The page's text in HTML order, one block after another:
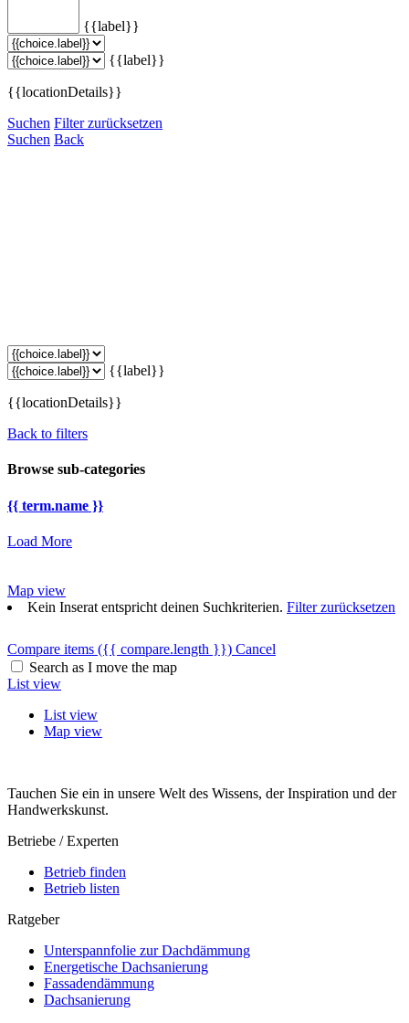
{{label}}
{{label}}
{{locationDetails}}
Suchen Filter zurücksetzen
Suchen Back
{{label}}
{{locationDetails}}
Back to filters
Browse sub-categories
{{ term.name }}
Load More
Map view
Kein Inserat entspricht deinen Suchkriterien. Filter zurücksetzen
Compare items ({{ compare.length }}) Cancel
Search as I move the map
List view
List view
Map view
Tauchen Sie ein in unsere Welt des Wissens, der Inspiration und der
Handwerkskunst.
Betriebe / Experten
Betrieb finden
Betrieb listen
Ratgeber
Unterspannfolie zur Dachdämmung
Energetische Dachsanierung
Fassadendämmung
Dachsanierung